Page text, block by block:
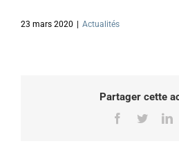
23 mars 2020 Actualités
Partager cette
Facebook
Twitter